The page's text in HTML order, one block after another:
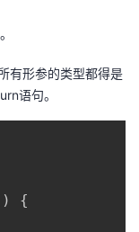
有形参的类型都得是
语句。
)
{